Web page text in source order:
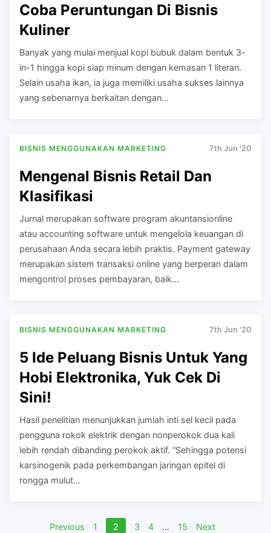
Coba Peruntungan Di Bisnis
Kuliner
Banyak yang mulai menjual kopi bubuk dalam bentuk 3-
in-1 hingga kopi siap minum dengan kemasan 1 literan.
Selain usaha ikan, ia juga memiliki usaha sukses lainnya
yang sebenarnya berkaitan dengan…
BISNIS MENGGUNAKAN MARKETING 7th Jun '20
Mengenal Bisnis Retail Dan
Klasifikasi
Jurnal merupakan software program akuntansionline
atau accounting software untuk mengelola keuangan di
perusahaan Anda secara lebih praktis. Payment gateway
merupakan sistem transaksi online yang berperan dalam
mengontrol proses pembayaran, baik…
BISNIS MENGGUNAKAN MARKETING 7th Jun '20
5 Ide Peluang Bisnis Untuk Yang
Hobi Elektronika, Yuk Cek Di
Sini!
Hasil penelitian menunjukkan jumlah inti sel kecil pada
pengguna rokok elektrik dengan nonperokok dua kali
lebih rendah dibanding perokok aktif. “Sehingga potensi
karsinogenik pada perkembangan jaringan epitel di
rongga mulut…
Previous 1 2 3 4 … 15 Next